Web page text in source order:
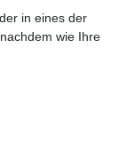
in eines der
wie Ihre